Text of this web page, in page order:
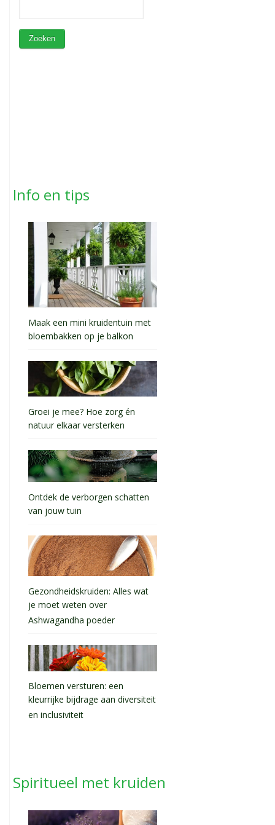
Info en tips
Maak een mini kruidentuin met
bloembakken op je balkon
Groei je mee? Hoe zorg én
natuur elkaar versterken
Ontdek de verborgen schatten
van jouw tuin
Gezondheidskruiden: Alles wat
je moet weten over
Ashwagandha poeder
Bloemen versturen: een
kleurrijke bijdrage aan diversiteit
en inclusiviteit
Spiritueel met kruiden